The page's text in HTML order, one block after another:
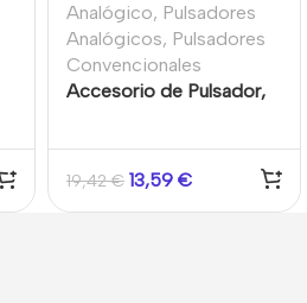
Analógico, Pulsadores
Analógicos, Pulsadores
Convencionales
Accesorio de Pulsador,
pulsador, metal Kidde
(Paquete de 10
unidades)
19,42€ 13,59 €